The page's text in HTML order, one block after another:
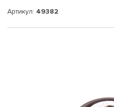
Артикул: 49382